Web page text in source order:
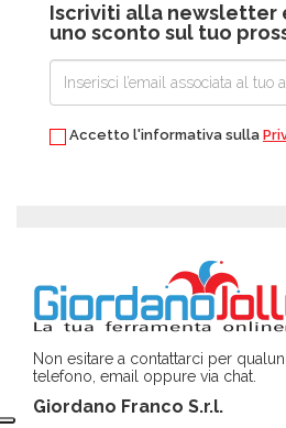
Iscriviti alla newsletter
uno sconto sul tuo
Accetto l'informativa sulla
Non esitare a contattarci per
telefono, email oppure via chat.
Giordano Franco S.r.l.